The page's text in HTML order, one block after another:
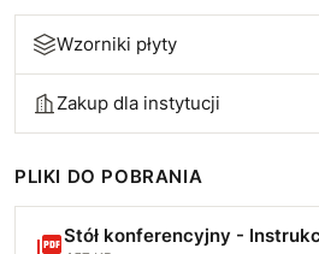
Wzorniki płyty
Zakup dla instytucji
PLIKI DO POBRANIA
Stół konferencyjny -